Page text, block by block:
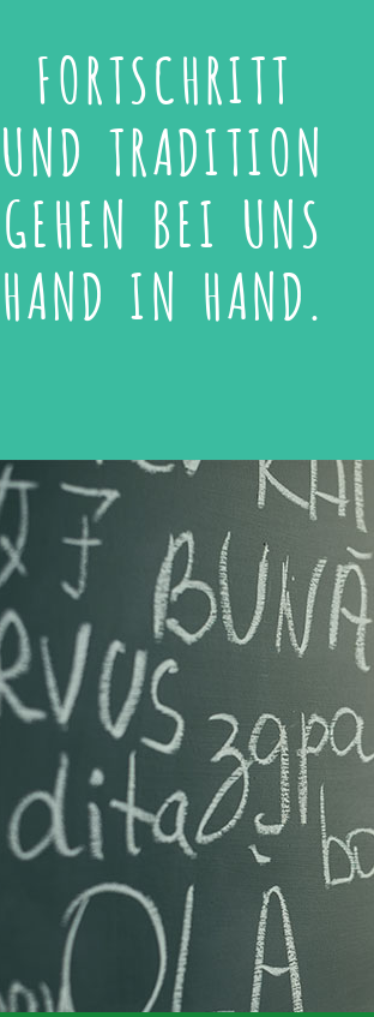
FORTSCHRITT
UND TRADITION
GEHEN BEI UNS
HAND IN HAND.